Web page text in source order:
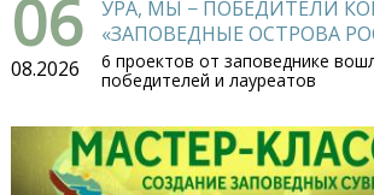
06
08.2026
УРА, МЫ − ПОБЕДИТЕЛИ
«ЗАПОВЕДНЫЕ ОСТРОВА
6 проектов от заповеднике
победителей и лауреатов